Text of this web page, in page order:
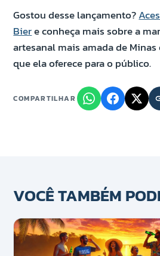
Gostou desse lançamento?
Biere conheça mais sobre a
artesanal mais amada de Minas
que ela oferece para o público.
COMPARTILHAR
VOCÊ TAMBÉM